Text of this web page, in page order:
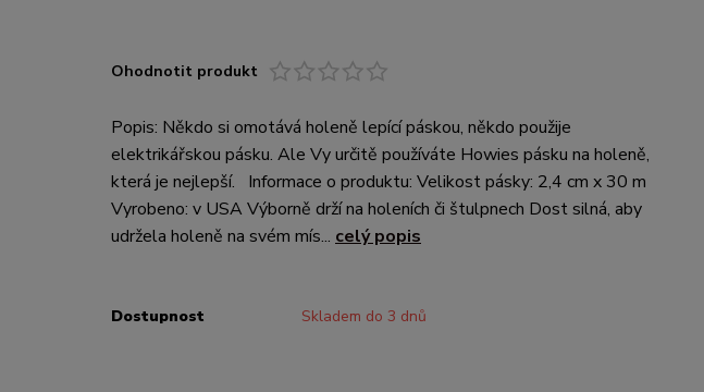
Ohodnotit produkt
Popis: Někdo si omotává holeně lepící páskou, někdo použije
elektrikářskou pásku. Ale Vy určitě používáte Howies pásku na holeně,
která je nejlepší. Informace o produktu: Velikost pásky: 2,4 cm x 30 m
Vyrobeno: v USA Výborně drží na holeních či štulpnech Dost silná, aby
udržela holeně na svém mís... celý popis
Dostupnost Skladem do 3 dnů